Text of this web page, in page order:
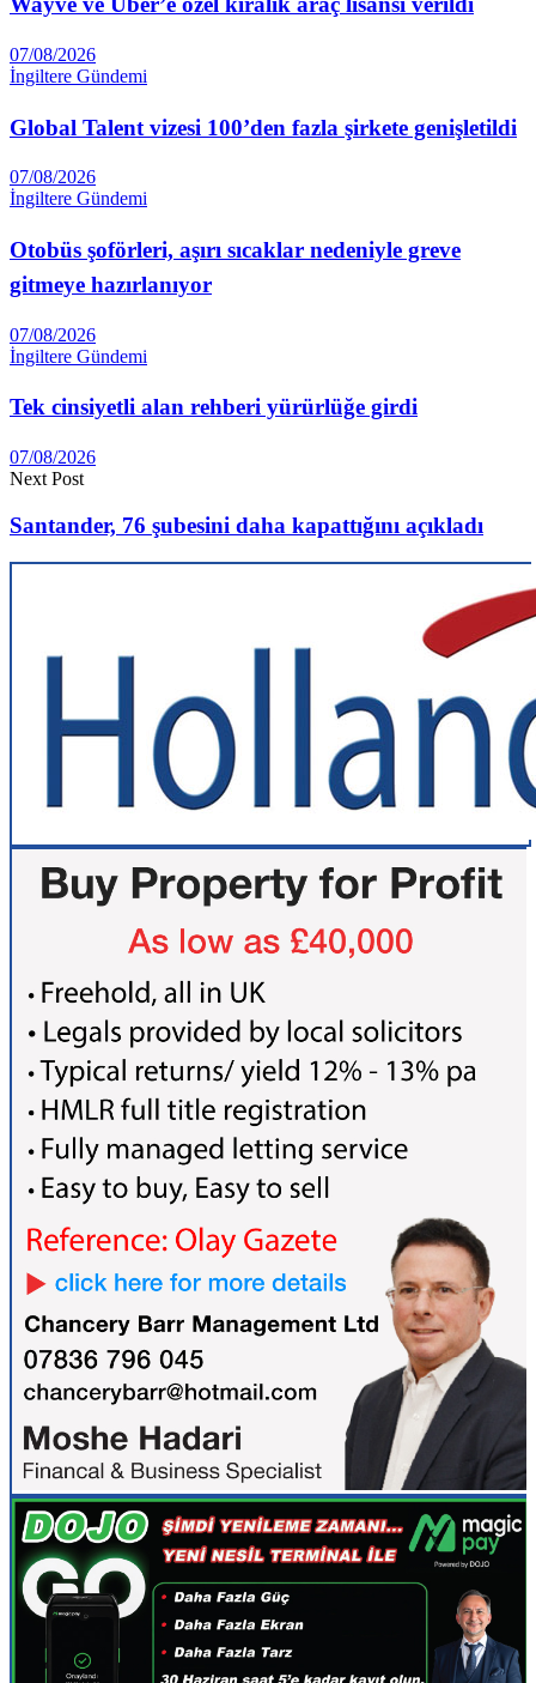
07/08/2026
İngiltere Gündemi
Global Talent vizesi 100’den fazla şirkete genişletildi
07/08/2026
İngiltere Gündemi
Otobüs şoförleri, aşırı sıcaklar nedeniyle greve
gitmeye hazırlanıyor
07/08/2026
İngiltere Gündemi
Tek cinsiyetli alan rehberi yürürlüğe girdi
07/08/2026
Next Post
Santander, 76 şubesini daha kapattığını açıkladı